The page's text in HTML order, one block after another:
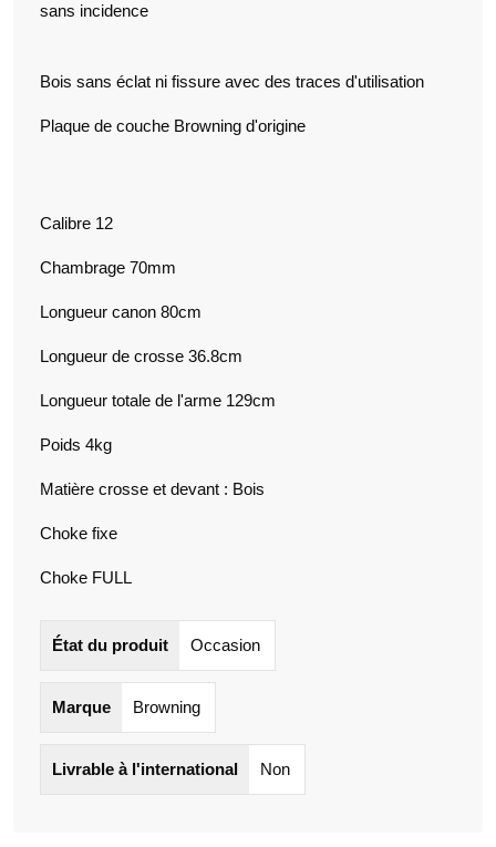
sans incidence
Bois sans éclat ni fissure avec des traces d'utilisation
Plaque de couche Browning d'origine
Calibre 12
Chambrage 70mm
Longueur canon 80cm
Longueur de crosse 36.8cm
Longueur totale de l'arme 129cm
Poids 4kg
Matière crosse et devant : Bois
Choke fixe
Choke FULL
État du produit Occasion
Marque Browning
Livrable à l'international Non